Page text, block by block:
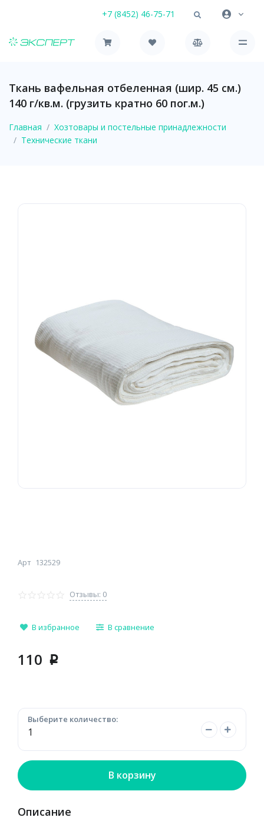
+7 (8452) 46-75-71
Ткань вафельная отбеленная (шир. 45 см.)
140 г/кв.м. (грузить кратно 60 пог.м.)
Главная
Хозтовары и постельные принадлежности
Технические ткани
Арт 132529
Отзывы: 0
В избранное В сравнение
110 p
Выберите количество:
В корзину
Описание